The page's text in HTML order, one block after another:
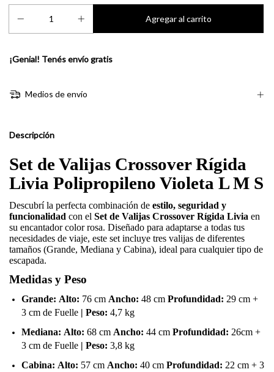
¡Genial! Tenés envío gratis
Medios de envío
Descripción
Set de Valijas Crossover Rígida
Livia Polipropileno Violeta L M S
Descubrí la perfecta combinación de estilo, seguridad y
funcionalidad con el Set de Valijas Crossover Rígida Livia en
su encantador color rosa. Diseñado para adaptarse a todas tus
necesidades de viaje, este set incluye tres valijas de diferentes
tamaños (Grande, Mediana y Cabina), ideal para cualquier tipo de
escapada.
Medidas y Peso
Grande: Alto: 76 cm Ancho: 48 cm Profundidad: 29 cm +
3 cm de Fuelle | Peso: 4,7 kg
Mediana: Alto: 68 cm Ancho: 44 cm Profundidad: 26cm +
3 cm de Fuelle | Peso: 3,8 kg
Cabina: Alto: 57 cm Ancho: 40 cm Profundidad: 22 cm + 3